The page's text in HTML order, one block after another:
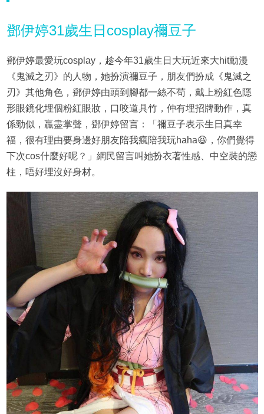
鄧伊婷31歲生日cosplay禰豆子
鄧伊婷最愛玩cosplay，趁今年31歲生日大玩近來大hit動漫
《鬼滅之刃》的人物，她扮演禰豆子，朋友們扮成《鬼滅之
刃》其他角色，鄧伊婷由頭到腳都一絲不苟，戴上粉紅色隱
形眼鏡化埋個粉紅眼妝，口咬道具竹，仲有埋招牌動作，真
係勁似，贏盡掌聲，鄧伊婷留言：「禰豆子表示生日真幸
福，很有理由要身邊好朋友陪我瘋陪我玩haha😆，你們覺得
下次cos什麼好呢？」網民留言叫她扮衣著性感、中空裝的戀
柱，唔好埋沒好身材。